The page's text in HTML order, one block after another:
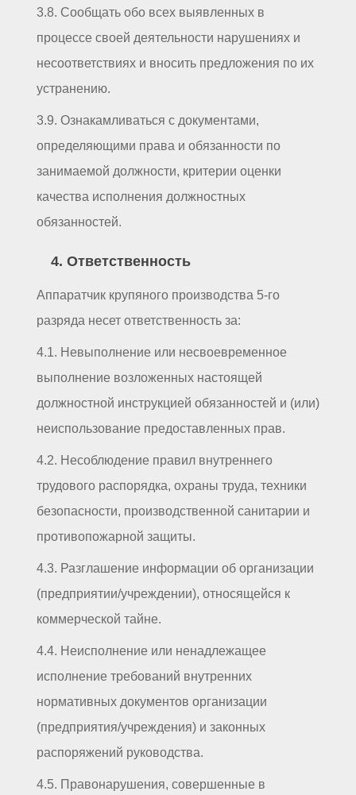
3.8. Сообщать обо всех выявленных в
процессе своей деятельности нарушениях и
несоответствиях и вносить предложения по их
устранению.
3.9. Ознакамливаться с документами,
определяющими права и обязанности по
занимаемой должности, критерии оценки
качества исполнения должностных
обязанностей.
4. Ответственность
Аппаратчик крупяного производства 5-го
разряда несет ответственность за:
4.1. Невыполнение или несвоевременное
выполнение возложенных настоящей
должностной инструкцией обязанностей и (или)
неиспользование предоставленных прав.
4.2. Несоблюдение правил внутреннего
трудового распорядка, охраны труда, техники
безопасности, производственной санитарии и
противопожарной защиты.
4.3. Разглашение информации об организации
(предприятии/учреждении), относящейся к
коммерческой тайне.
4.4. Неисполнение или ненадлежащее
исполнение требований внутренних
нормативных документов организации
(предприятия/учреждения) и законных
распоряжений руководства.
4.5. Правонарушения, совершенные в